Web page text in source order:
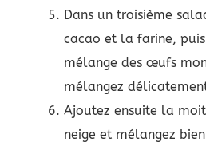
Dans un troisième
cacao et la farine,
mélange des œufs
mélangez
Ajoutez ensuite la
neige et mélangez